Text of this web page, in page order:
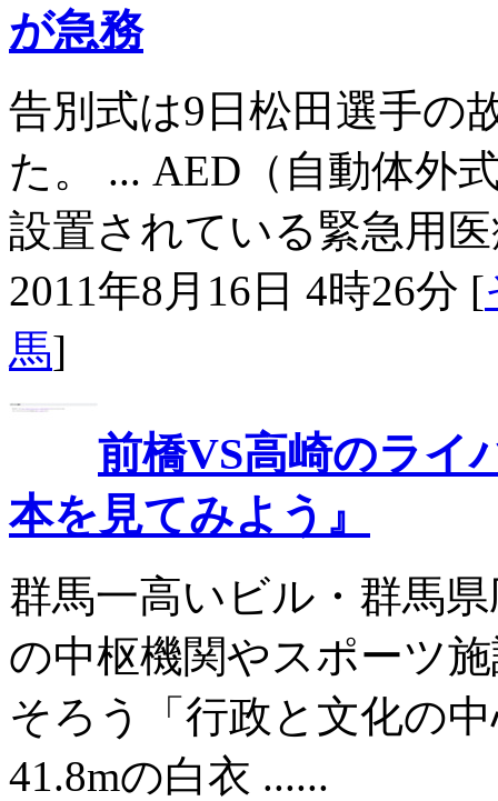
が急務
告別式は9日松田選手の
た。 ... AED（自動体外
設置されている緊急用
2011年8月16日 4時26分 [
馬]
前橋VS高崎のライ
本を見てみよう』
群馬一高いビル・群馬
の中枢機関やスポーツ
そろう「行政と文化の
41.8mの白衣 ......